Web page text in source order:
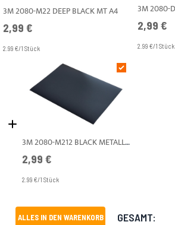
3M 2080-M22 DEEP BLACK MT A4
2,99 €
2.99 €/1 Stück
2,99 €
2.99 €/1 Stück
3M 2080-M212 BLACK METALLIC MT A4
2,99 €
2.99 €/1 Stück
ALLES IN DEN WARENKORB GESAMT: